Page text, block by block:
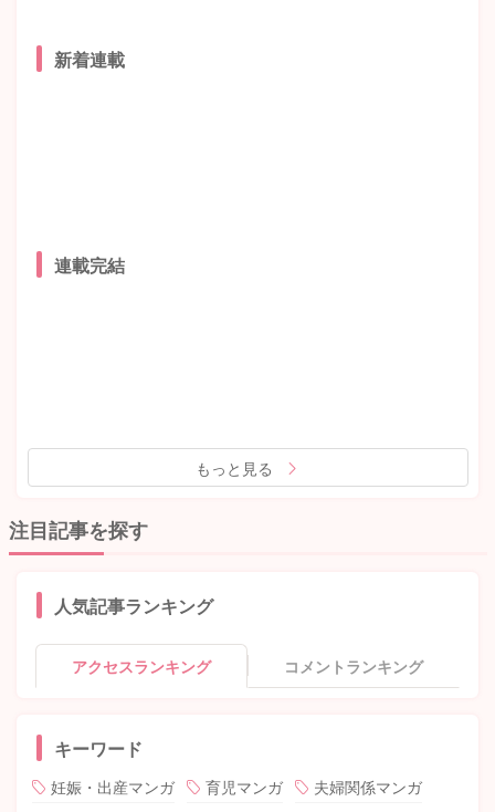
新着連載
連載完結
もっと見る
注目記事を探す
人気記事ランキング
アクセスランキング コメントランキング
キーワード
妊娠・出産マンガ 育児マンガ
夫婦関係マンガ